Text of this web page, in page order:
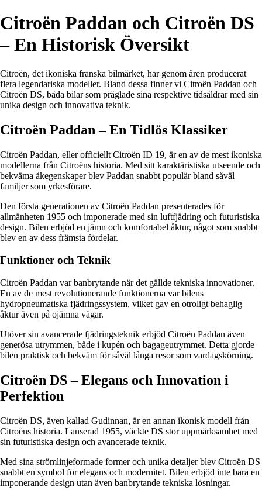
Citroën Paddan och Citroën DS
– En Historisk Översikt
Citroën, det ikoniska franska bilmärket, har genom åren producerat
flera legendariska modeller. Bland dessa finner vi Citroën Paddan och
Citroën DS, båda bilar som präglade sina respektive tidsåldrar med sin
unika design och innovativa teknik.
Citroën Paddan – En Tidlös Klassiker
Citroën Paddan, eller officiellt Citroën ID 19, är en av de mest ikoniska
modellerna från Citroëns historia. Med sitt karaktäristiska utseende och
bekväma åkegenskaper blev Paddan snabbt populär bland såväl
familjer som yrkesförare.
Den första generationen av Citroën Paddan presenterades för
allmänheten 1955 och imponerade med sin luftfjädring och futuristiska
design. Bilen erbjöd en jämn och komfortabel åktur, något som snabbt
blev en av dess främsta fördelar.
Funktioner och Teknik
Citroën Paddan var banbrytande när det gällde tekniska innovationer.
En av de mest revolutionerande funktionerna var bilens
hydropneumatiska fjädringssystem, vilket gav en otroligt behaglig
åktur även på ojämna vägar.
Utöver sin avancerade fjädringsteknik erbjöd Citroën Paddan även
generösa utrymmen, både i kupén och bagageutrymmet. Detta gjorde
bilen praktisk och bekväm för såväl långa resor som vardagskörning.
Citroën DS – Elegans och Innovation i
Perfektion
Citroën DS, även kallad Gudinnan, är en annan ikonisk modell från
Citroëns historia. Lanserad 1955, väckte DS stor uppmärksamhet med
sin futuristiska design och avancerade teknik.
Med sina strömlinjeformade former och unika detaljer blev Citroën DS
snabbt en symbol för elegans och modernitet. Bilen erbjöd inte bara en
imponerande design utan även banbrytande tekniska lösningar.